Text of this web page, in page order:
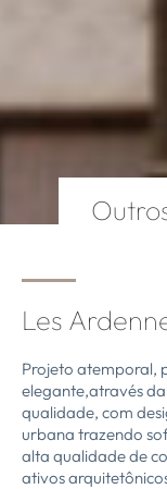
Les
Projeto atemporal,
elegante,através
qualidade, com
urbana trazendo
alta qualidade de
ativos